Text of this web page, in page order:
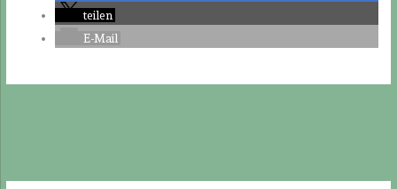
teilen
E-Mail